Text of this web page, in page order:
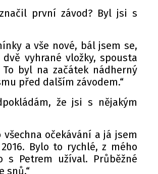
první závod? Byl jsi s
a vše nové, bál jsem se,
vyhrané vložky, spousta
byl na začátek nádherný
před dalším závodem.“
že jsi s nějakým
očekávání a já jsem
Bylo to rychlé, z mého
Petrem užíval. Průběžné
snů.“